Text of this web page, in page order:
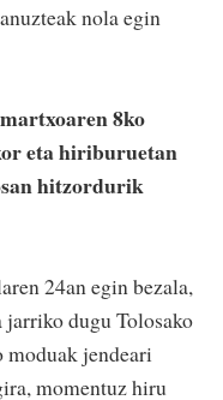
nola egin
8ko
eta hiriburuetan
hitzordurik
24an egin bezala,
dugu Tolosako
moduak jendeari
momentuz hiru